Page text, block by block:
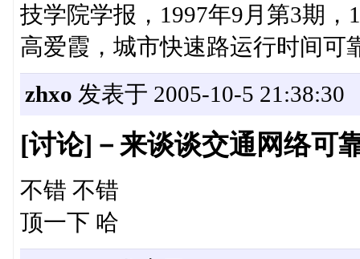
技学院学报，1997年9月第3期，
高爱霞，城市快速路运行时间可
zhxo 发表于 2005-10-5 21:38:30
[讨论]－来谈谈交通网络可
不错 不错
顶一下 哈